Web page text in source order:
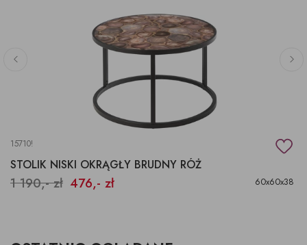
15710!
STOLIK NISKI OKRĄGŁY BRUDNY RÓŻ
1 190,- zł 476,- zł 60x60x38